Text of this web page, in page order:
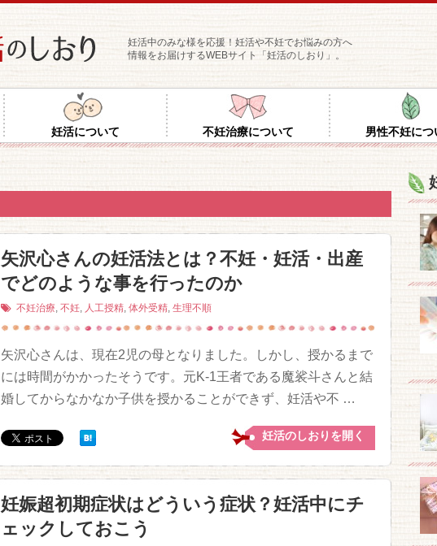
妊活中のみな様を応援！妊活や不妊でお悩みの方へ
情報をお届けするWEBサイト「妊活のしおり」。
妊活について 不妊治療について 男性不妊につ
矢沢心さんの妊活法とは？不妊・妊活・出産
でどのような事を行ったのか
不妊治療, 不妊, 人工授精, 体外受精, 生理不順
矢沢心さんは、現在2児の母となりました。しかし、授かるまで
には時間がかかったそうです。元K-1王者である魔裟斗さんと結
婚してからなかなか子供を授かることができず、妊活や不 …
妊活のしおりを開く
妊娠超初期症状はどういう症状？妊活中にチ
ェックしておこう